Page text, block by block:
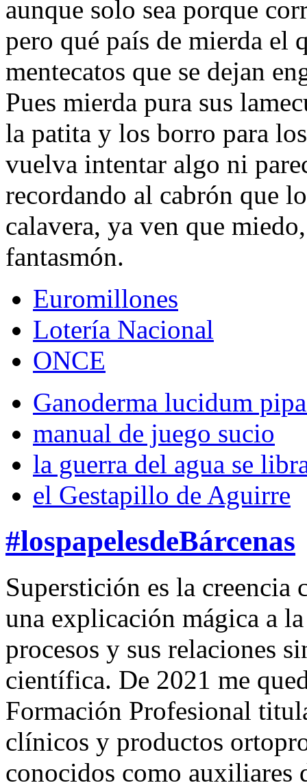
aunque solo sea porque
pero qué país de mierda el
mentecatos que se dejan
Pues mierda pura sus
la patita y los borro para
vuelva intentar algo ni
recordando al cabrón que
calavera, ya ven que
fantasmón.
Euromillones
Lotería Nacional
ONCE
Ganoderma lucidum
manual de juego sucio
la guerra del agua se
el Gestapillo de Aguirre
#lospapelesdeBárcenas
Superstición es la creencia
una explicación mágica a
procesos y sus relaciones
científica. De 2021 me
Formación Profesional
clínicos y productos
conocidos como auxiliares